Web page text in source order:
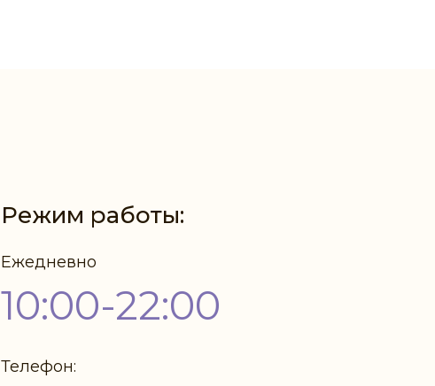
Режим работы:
Ежедневно
Телефон:
10:00-22:00